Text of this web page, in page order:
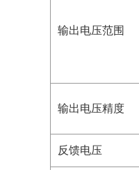
输出电压范围
输出电压精度
反馈电压